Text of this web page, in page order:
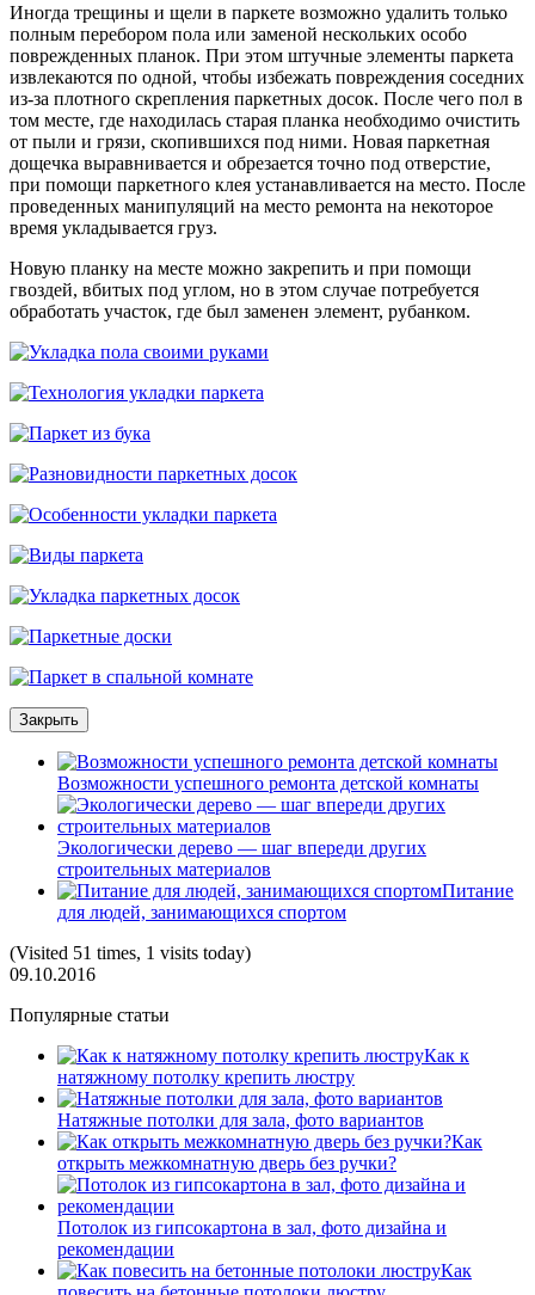
Иногда трещины и щели в паркете возможно удалить только
полным перебором пола или заменой нескольких особо
поврежденных планок. При этом штучные элементы паркета
извлекаются по одной, чтобы избежать повреждения соседних
из-за плотного скрепления паркетных досок. После чего пол в
том месте, где находилась старая планка необходимо очистить
от пыли и грязи, скопившихся под ними. Новая паркетная
дощечка выравнивается и обрезается точно под отверстие,
при помощи паркетного клея устанавливается на место. После
проведенных манипуляций на место ремонта на некоторое
время укладывается груз.
Новую планку на месте можно закрепить и при помощи
гвоздей, вбитых под углом, но в этом случае потребуется
обработать участок, где был заменен элемент, рубанком.
Закрыть
Возможности успешного ремонта детской комнаты
Экологически дерево — шаг впереди других
строительных материалов
Питание
для людей, занимающихся спортом
(Visited 51 times, 1 visits today)
09.10.2016
Популярные статьи
Как к
натяжному потолку крепить люстру
Натяжные потолки для зала, фото вариантов
Как
открыть межкомнатную дверь без ручки?
Потолок из гипсокартона в зал, фото дизайна и
рекомендации
Как